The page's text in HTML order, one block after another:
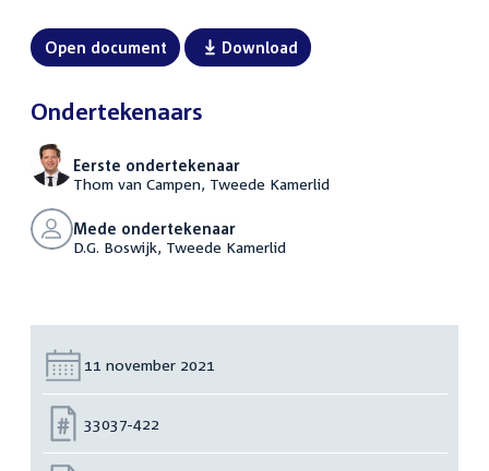
Open document Download
Ondertekenaars
Eerste ondertekenaar
Thom van Campen, Tweede Kamerlid
Mede ondertekenaar
D.G. Boswijk, Tweede Kamerlid
Datum:
11 november 2021
Nummer:
33037-422